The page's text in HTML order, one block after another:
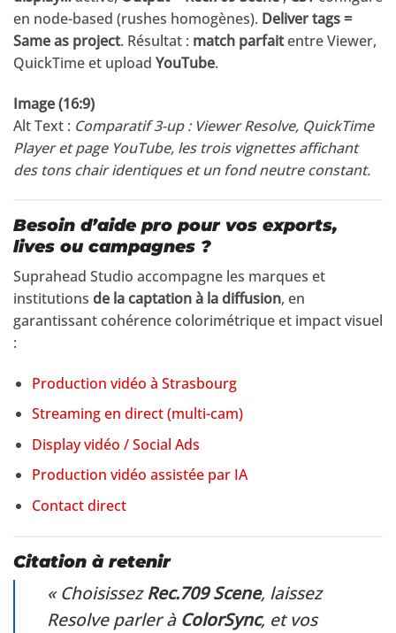
en node-based (rushes homogènes). Deliver tags =
Same as project. Résultat : match parfaitentre Viewer,
QuickTime et upload YouTube.
Image (16:9)
Alt Text : Comparatif 3-up : Viewer Resolve, QuickTime
Player et page YouTube, les trois vignettes affichant
des tons chair identiques et un fond neutre constant.
Besoin d’aide pro pour vos exports,
lives ou campagnes ?
Suprahead Studio accompagne les marques et
institutions de la captation à la diffusion, en
garantissant cohérence colorimétrique et impact visuel
:
Production vidéo à Strasbourg
Streaming en direct (multi-cam)
Display vidéo / Social Ads
Production vidéo assistée par IA
Contact direct
Citation à retenir
« ChoisissezRec.709 Scene, laissez
Resolve parler à ColorSync, et vos